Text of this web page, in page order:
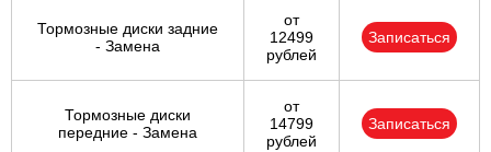
Тормозные диски задние
- Замена
от
12499
рублей
Записаться
Тормозные диски
передние - Замена
от
14799
рублей
Записаться